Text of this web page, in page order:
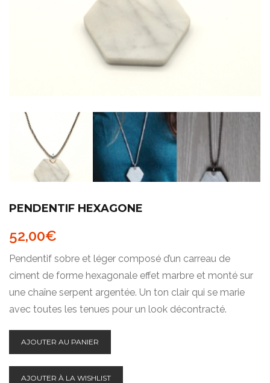
PENDENTIF HEXAGONE
52,00€
Pendentif sobre et léger composé d’un carreau de
ciment de forme hexagonale effet marbre et monté sur
une chaîne serpent argentée. Un ton clair qui se marie
avec toutes les tenues pour un look décontracté.
AJOUTER AU PANIER
AJOUTER À LA WISHLIST